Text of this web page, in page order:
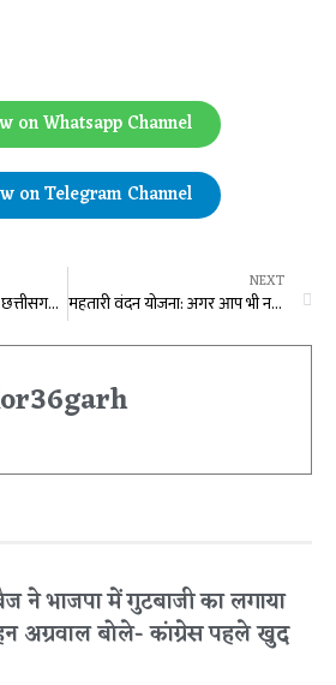
on Whatsapp Channel
on Telegram Channel
गृह मंत्री अमित शाह 22 को छत्तीसगढ़ में, 11 में से 11 सीटों को जीतने का देंगे मंत्र…
NEXT
महतारी वंदन योजना: अगर आप भी नहीं भर पाएं हैं फार्म, तो न हों उदास आगे भी दिया जाएगा मौका, जानिए सीएम साय ने क्या कहा…
ने भाजपा में गुटबाजी का लगाया
अग्रवाल बोले- कांग्रेस पहले खुद